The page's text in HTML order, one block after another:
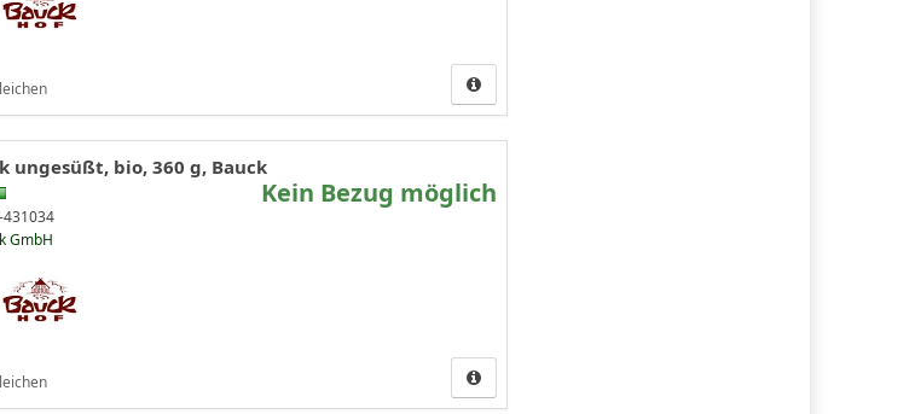
ungesüßt, bio, 360 g, Bauck
431034
GmbH
Kein Bezug möglich